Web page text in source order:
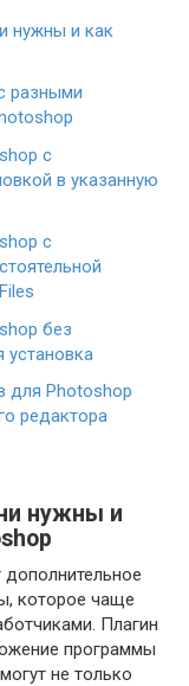
нужны и как
разными
с
в указанную
с
без
установка
для Photoshop
редактора
нужны и
дополнительное
которое чаще
Плагин
программы
не только